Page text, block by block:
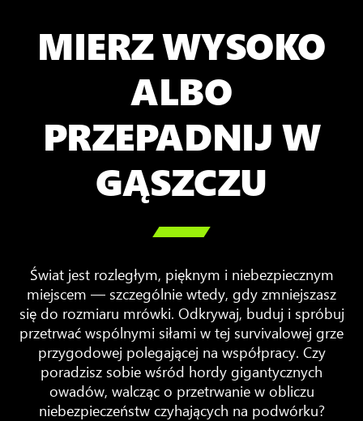
MIERZ WYSOKO
ALBO
PRZEPADNIJ W
GĄSZCZU

Świat jest rozległym, pięknym i niebezpiecznym
miejscem — szczególnie wtedy, gdy zmniejszasz
się do rozmiaru mrówki. Odkrywaj, buduj i spróbuj
przetrwać wspólnymi siłami w tej survivalowej grze
przygodowej polegającej na współpracy. Czy
poradzisz sobie wśród hordy gigantycznych
owadów, walcząc o przetrwanie w obliczu
niebezpieczeństw czyhających na podwórku?